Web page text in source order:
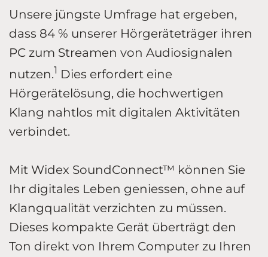
Unsere jüngste Umfrage hat ergeben,
dass 84 % unserer Hörgeräteträger ihren
PC zum Streamen von Audiosignalen
nutzen.1 Dies erfordert eine
Hörgerätelösung, die hochwertigen
Klang nahtlos mit digitalen Aktivitäten
verbindet.
Mit Widex SoundConnect™ können Sie
Ihr digitales Leben geniessen, ohne auf
Klangqualität verzichten zu müssen.
Dieses kompakte Gerät überträgt den
Ton direkt von Ihrem Computer zu Ihren